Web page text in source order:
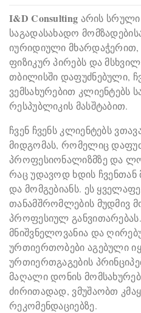
I&D Consulting არის სრული
საგადასახადო
იურიდიული მხარდაჭერით,
ფიზიკურ პირებს და მსხვილ
თბილისში დაფუძნებული,
ვემსახურებით კლიენტებს
რესპუბლიკის მასშტაბით.
ჩვენ ჩვენს კლიენტებს
მიდგომას, რომელიც
პროფესიონალიზმზე და
რაც უდავოდ ხდის
და მომგებიანს. ეს
თანამშრომლების მუდმივ
პროფესიულ განვითარებას.
მნიშვნელოვანია და
ურთიერთობები აგებული
ურთიერთგაგების
მაღალი დონის
ძირითადად, ვმუშაობთ
რეკომენდაციებზე.